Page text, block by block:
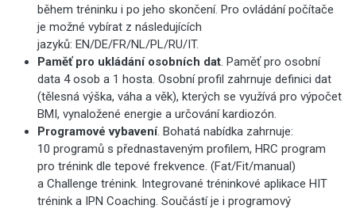
během tréninku i po jeho skončení. Pro ovládání počítače
je možné vybírat z následujících
jazyků: EN/DE/FR/NL/PL/RU/IT.
Paměť pro ukládání osobních dat. Paměť pro osobní
data 4 osob a 1 hosta. Osobní profil zahrnuje definici dat
(tělesná výška, váha a věk), kterých se využívá pro výpočet
BMI, vynaložené energie a určování kardiozón.
Programové vybavení. Bohatá nabídka zahrnuje:
10 programů s přednastaveným profilem, HRC program
pro trénink dle tepové frekvence. (Fat/Fit/manual)
a Challenge trénink. Integrované tréninkové aplikace HIT
trénink a IPN Coaching. Součástí je i programový